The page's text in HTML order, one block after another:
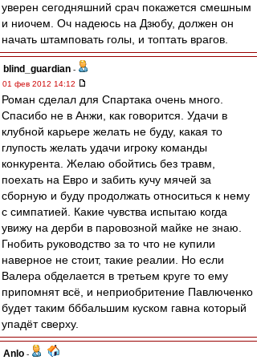
уверен сегодняшний срач покажется смешным
и ниочем. Оч надеюсь на Дзюбу, должен он
начать штамповать голы, и топтать врагов.
blind_guardian -
01 фев 2012 14:12
Роман сделал для Спартака очень много.
Спасибо не в Анжи, как говорится. Удачи в
клубной карьере желать не буду, какая то
глупость желать удачи игроку команды
конкурента. Желаю обойтись без травм,
поехать на Евро и забить кучу мячей за
сборную и буду продолжать относиться к нему
с симпатией. Какие чувства испытаю когда
увижу на дерби в паровозной майке не знаю.
Гнобить руководство за то что не купили
наверное не стоит, такие реалии. Но если
Валера обделается в третьем круге то ему
припомнят всё, и неприобритение Павлюченко
будет таким бббальшим куском гавна который
упадёт сверху.
Anlo -